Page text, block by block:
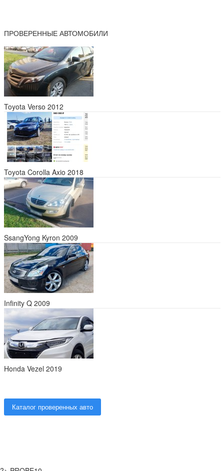
ПРОВЕРЕННЫЕ АВТОМОБИЛИ
Toyota Verso 2012
Toyota Corolla Axio 2018
SsangYong Kyron 2009
Infinity Q 2009
Honda Vezel 2019
Каталог проверенных авто